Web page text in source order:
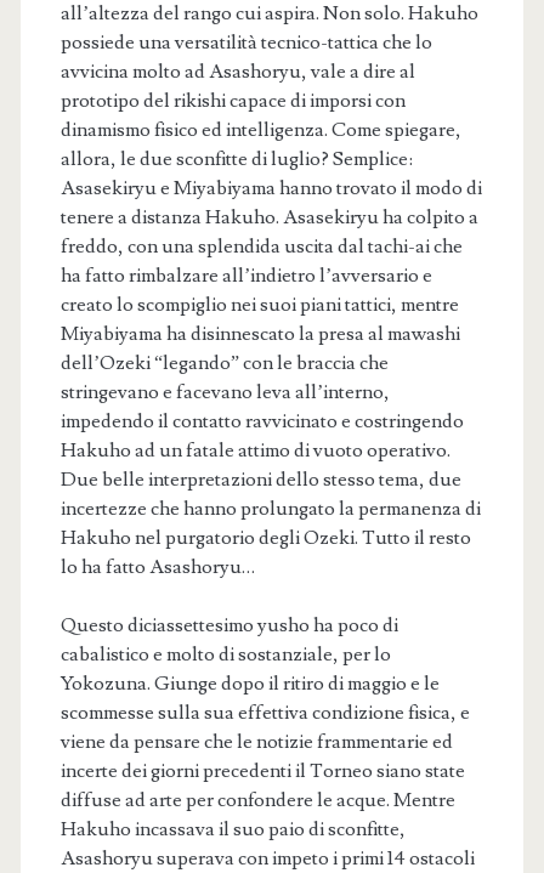
all’altezza del rango cui aspira. Non solo. Hakuho
possiede una versatilità tecnico-tattica che lo
avvicina molto ad Asashoryu, vale a dire al
prototipo del rikishi capace di imporsi con
dinamismo fisico ed intelligenza. Come spiegare,
allora, le due sconfitte di luglio? Semplice:
Asasekiryu e Miyabiyama hanno trovato il modo di
tenere a distanza Hakuho. Asasekiryu ha colpito a
freddo, con una splendida uscita dal tachi-ai che
ha fatto rimbalzare all’indietro l’avversario e
creato lo scompiglio nei suoi piani tattici, mentre
Miyabiyama ha disinnescato la presa al mawashi
dell’Ozeki “legando” con le braccia che
stringevano e facevano leva all’interno,
impedendo il contatto ravvicinato e costringendo
Hakuho ad un fatale attimo di vuoto operativo.
Due belle interpretazioni dello stesso tema, due
incertezze che hanno prolungato la permanenza di
Hakuho nel purgatorio degli Ozeki. Tutto il resto
lo ha fatto Asashoryu…
Questo diciassettesimo yusho ha poco di
cabalistico e molto di sostanziale, per lo
Yokozuna. Giunge dopo il ritiro di maggio e le
scommesse sulla sua effettiva condizione fisica, e
viene da pensare che le notizie frammentarie ed
incerte dei giorni precedenti il Torneo siano state
diffuse ad arte per confondere le acque. Mentre
Hakuho incassava il suo paio di sconfitte,
Asashoryu superava con impeto i primi 14 ostacoli